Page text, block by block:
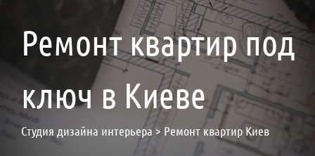
Ремонт квартир под
ключ в Киеве
Студия дизайна интерьера> Ремонт квартир Киев